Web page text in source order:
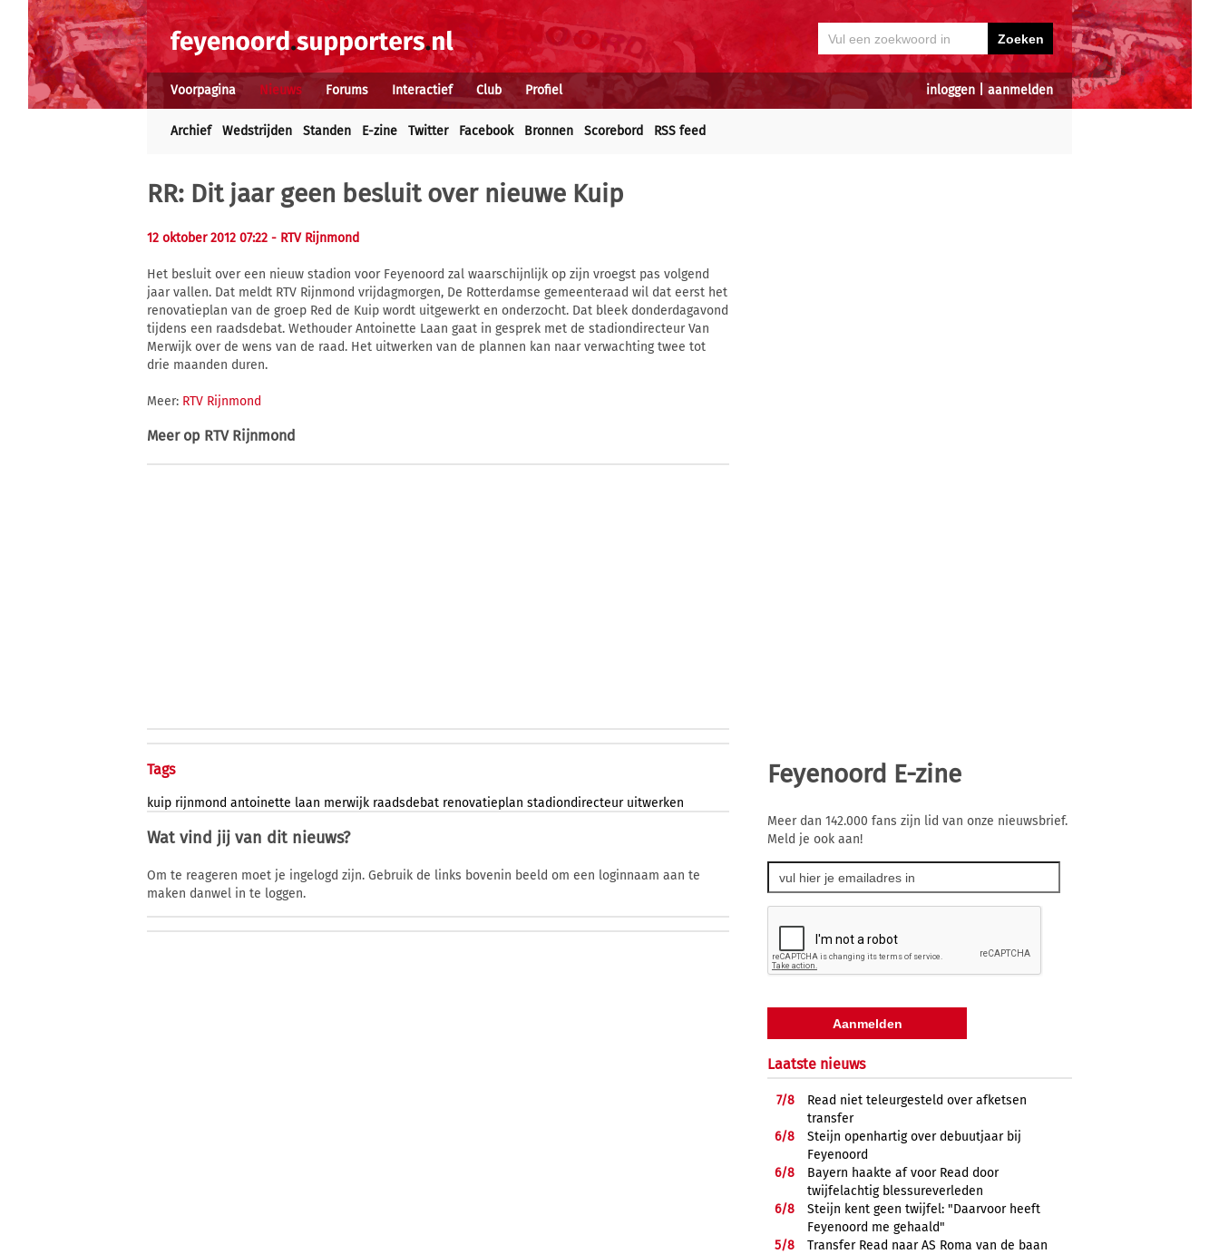
inloggen aanmelden
Voorpagina Nieuws Forums Interactief Club Profiel
Archief Wedstrijden Standen E-zine Twitter Facebook Bronnen Scorebord RSS feed
RR: Dit jaar geen besluit over nieuwe Kuip
12 oktober 2012 07:22 - RTV Rijnmond
Het besluit over een nieuw stadion voor Feyenoord zal waarschijnlijk op zijn vroegst pas volgend
jaar vallen. Dat meldt RTV Rijnmond vrijdagmorgen, De Rotterdamse gemeenteraad wil dat eerst het
renovatieplan van de groep Red de Kuip wordt uitgewerkt en onderzocht. Dat bleek donderdagavond
tijdens een raadsdebat. Wethouder Antoinette Laan gaat in gesprek met de stadiondirecteur Van
Merwijk over de wens van de raad. Het uitwerken van de plannen kan naar verwachting twee tot
drie maanden duren.
Meer: RTV Rijnmond
Meer op RTV Rijnmond
Tags
kuip rijnmond antoinette laan merwijk raadsdebat renovatieplan stadiondirecteur uitwerken
Wat vind jij van dit nieuws?
Om te reageren moet je ingelogd zijn. Gebruik de links bovenin beeld om een loginnaam aan te
maken danwel in te loggen.
Feyenoord E-zine
Meer dan 142.000 fans zijn lid van onze nieuwsbrief.
Meld je ook aan!
Laatste nieuws
7/8
Read niet teleurgesteld over afketsen
transfer
6/8
Steijn openhartig over debuutjaar bij
Feyenoord
6/8
Bayern haakte af voor Read door
twijfelachtig blessureverleden
6/8
Steijn kent geen twijfel: "Daarvoor heeft
Feyenoord me gehaald"
5/8
Transfer Read naar AS Roma van de baan